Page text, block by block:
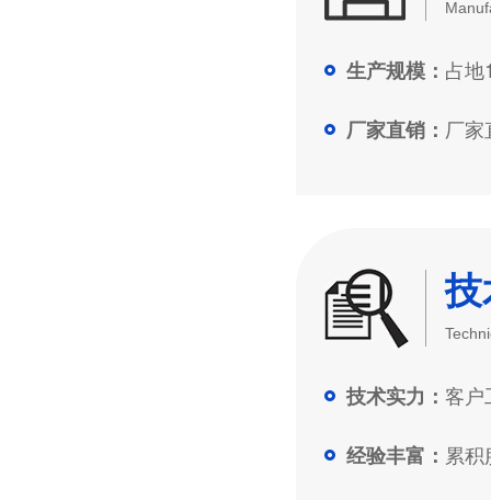
生产规模： 占地
厂家直销： 厂家
技术实力： 客户
经验丰富： 累积